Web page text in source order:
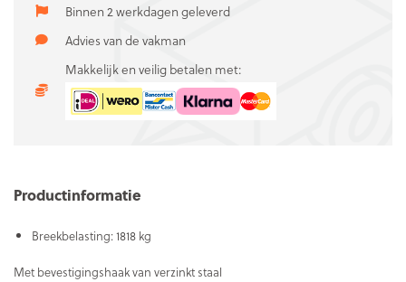
Binnen 2 werkdagen geleverd
Advies van de vakman
Makkelijk en veilig betalen met:
Productinformatie
Breekbelasting: 1818 kg
Met bevestigingshaak van verzinkt staal